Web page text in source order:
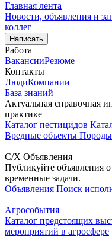
Главная лента
Новости, объявления и
коллег
Написать
Работа
ВакансииРезюме
Контакты
ЛюдиКомпании
База знаний
Актуальная справочная
практике
Каталог пестицидов
Вредные объекты Породы
С/Х Объявления
Публикуйте объявления
временные задачи.
Объявления Поиск
Агрособытия
Каталог предстоящих
мероприятий в агросфере